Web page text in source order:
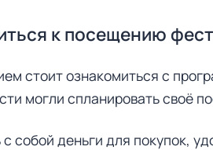
к посещению
стоит ознакомиться с
могли спланировать своё
с собой деньги для покупок,